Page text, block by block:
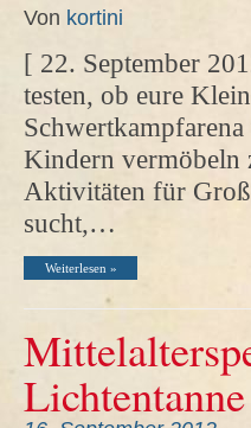
Von kortini
[ 22. September
testen, ob eure
Kindern vermöbeln
Aktivitäten für
sucht,…
Weiterlesen »